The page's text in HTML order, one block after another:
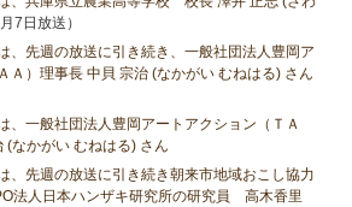
7日放送）
、先週の放送に引き続き、一般社団法人豊岡ア
Ａ）理事長 中貝 宗治 (なかがい むねはる) さん
、一般社団法人豊岡アートアクション（ＴＡ
(なかがい むねはる) さん
、先週の放送に引き続き朝来市地域おこし協力
法人日本ハンザキ研究所の研究員 高木香里